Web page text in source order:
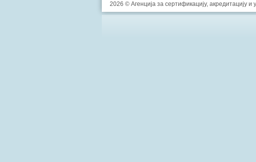
2026 © Агенција за сертификацију, акредитацију